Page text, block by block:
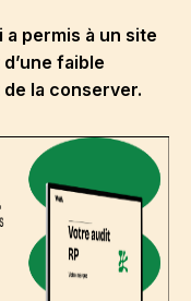
a permis à un site
faible
la conserver.